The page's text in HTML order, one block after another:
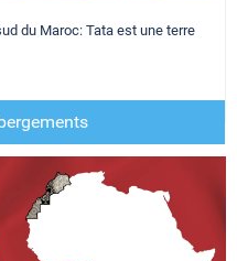
du Maroc: Tata est une terre